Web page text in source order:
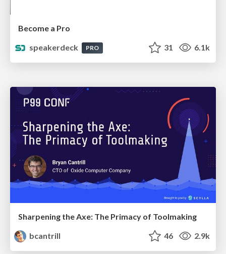
Become a Pro
speakerdeck
PRO 31 6.1k
Sharpening the Axe: The Primacy of Toolmaking
bcantrill
46 2.9k